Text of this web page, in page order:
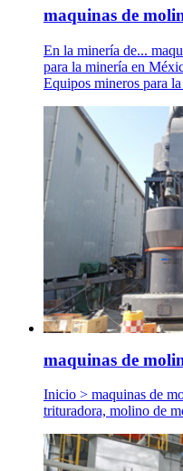
maquinas de
En la minería de...
para la minería en
Equipos mineros para
maquinas de
Inicio > maquinas de
trituradora, molino de